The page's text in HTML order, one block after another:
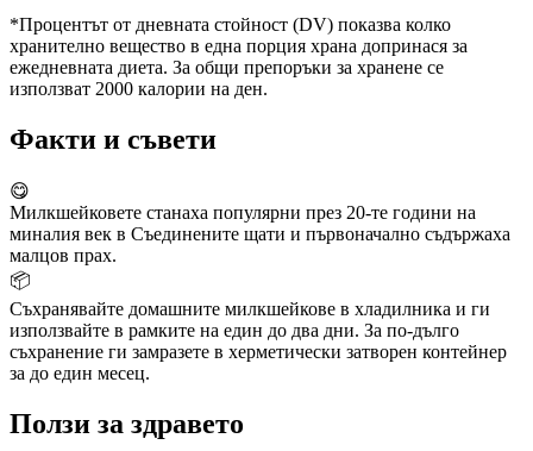
*Процентът от дневната стойност (DV) показва колко
хранително вещество в една порция храна допринася за
ежедневната диета. За общи препоръки за хранене се
използват 2000 калории на ден.
Факти и съвети
😋
Милкшейковете станаха популярни през 20-те години на
миналия век в Съединените щати и първоначално съдържаха
малцов прах.
📦
Съхранявайте домашните милкшейкове в хладилника и ги
използвайте в рамките на един до два дни. За по-дълго
съхранение ги замразете в херметически затворен контейнер
за до един месец.
Ползи за здравето